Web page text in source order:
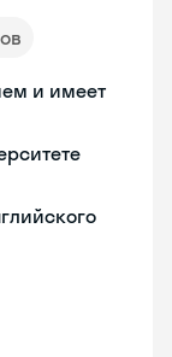
и имеет